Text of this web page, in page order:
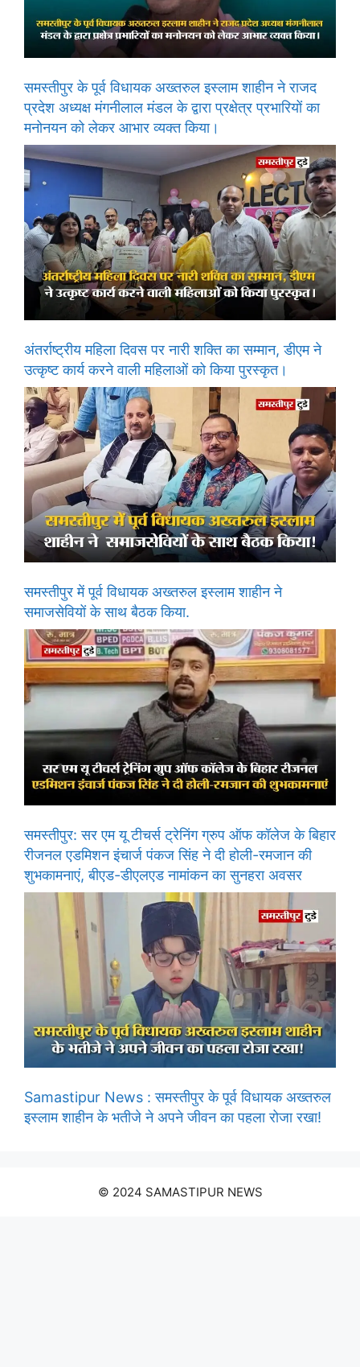
समस्तीपुर के पूर्व विधायक अख्तरुल इस्लाम शाहीन ने राजद
प्रदेश अध्यक्ष मंगनीलाल मंडल के द्वारा प्रक्षेत्र प्रभारियों का
मनोनयन को लेकर आभार व्यक्त किया।
अंतर्राष्ट्रीय महिला दिवस पर नारी शक्ति का सम्मान, डीएम ने
उत्कृष्ट कार्य करने वाली महिलाओं को किया पुरस्कृत।
समस्तीपुर में पूर्व विधायक अख्तरुल इस्लाम शाहीन ने
समाजसेवियों के साथ बैठक किया.
समस्तीपुर: सर एम यू टीचर्स ट्रेनिंग ग्रुप ऑफ कॉलेज के बिहार
रीजनल एडमिशन इंचार्ज पंकज सिंह ने दी होली-रमजान की
शुभकामनाएं, बीएड-डीएलएड नामांकन का सुनहरा अवसर
Samastipur News : समस्तीपुर के पूर्व विधायक अख्तरुल
इस्लाम शाहीन के भतीजे ने अपने जीवन का पहला रोजा रखा!
© 2024 SAMASTIPUR NEWS